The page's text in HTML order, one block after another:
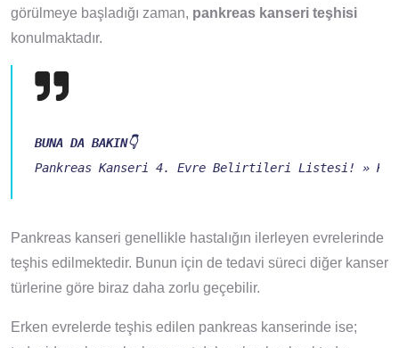
görülmeye başladığı zaman, pankreas kanseri teşhisi
konulmaktadır.
BUNA DA BAKIN👇
Pankreas Kanseri 4. Evre Belirtileri Listesi! »
Pankreas kanseri genellikle hastalığın ilerleyen evrelerinde
teşhis edilmektedir. Bunun için de tedavi süreci diğer kanser
türlerine göre biraz daha zorlu geçebilir.
Erken evrelerde teşhis edilen pankreas kanserinde ise;